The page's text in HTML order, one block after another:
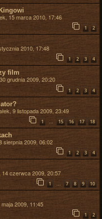
15 marca 2010, 17:46
1 2
2010, 17:48
1 2 3 4
film
grudnia 2009, 20:20
1 2 3 4
9 listopada 2009, 23:49
1 … 15 16 17 18
sierpnia 2009, 06:02
1 2 3 4
14 czerwca 2009, 20:57
1 … 7 8 9 10
2009, 11:45
1 2